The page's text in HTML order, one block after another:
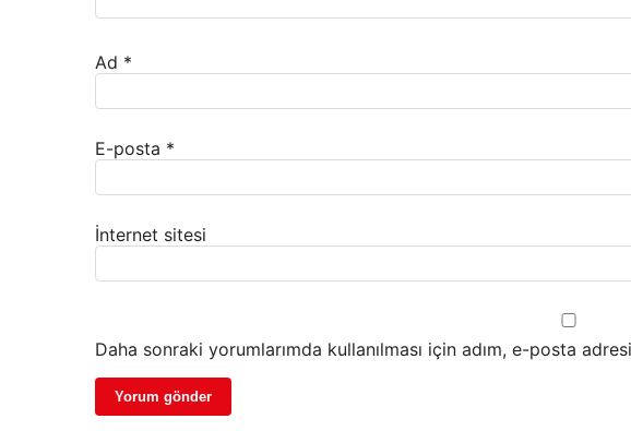
Ad *
E-posta *
İnternet sitesi
Daha sonraki yorumlarımda kullanılması için adım, e-posta